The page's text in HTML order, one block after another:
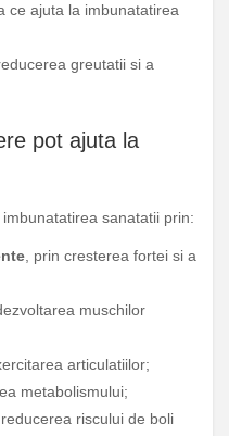
ce ajuta la imbunatatirea
greutatii si a
pot ajuta la
sanatatii prin:
, prin cresterea fortei si a
muschilor
articulatiilor;
metabolismului;
riscului de boli